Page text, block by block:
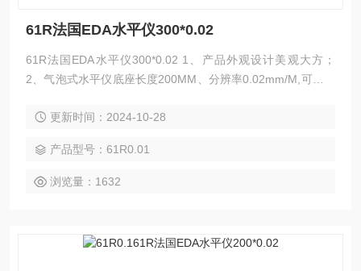
61R法国EDA水平仪300*0.02
61R法国EDA水平仪300*0.02 1、产品外观设计美观大方；
2、气泡式水平仪底座长度200MM、分辨率0.02mm/M,可选配
常年保持精度。
更新时间：2024-10-28
产品型号：61R0.01
浏览量：1632